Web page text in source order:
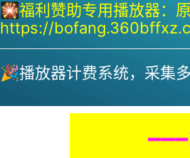
🎇福利赞助专用播放器：
https://
🎉播放器计费系统，采集